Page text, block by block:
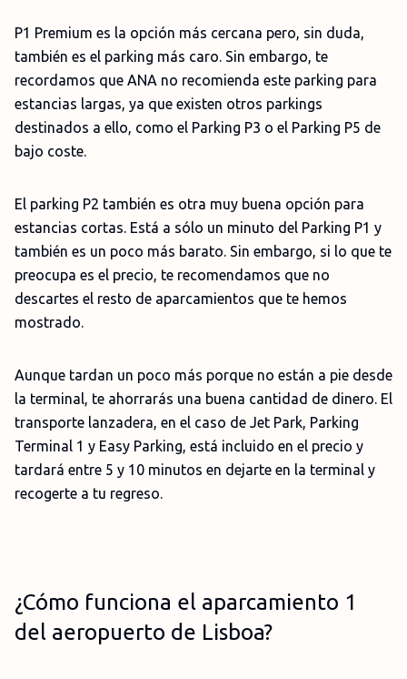
P1 Premium es la opción más cercana pero, sin duda,
también es el parking más caro. Sin embargo, te
recordamos que ANA no recomienda este parking para
estancias largas, ya que existen otros parkings
destinados a ello, como el Parking P3 o el Parking P5 de
bajo coste.
El parking P2 también es otra muy buena opción para
estancias cortas. Está a sólo un minuto del Parking P1 y
también es un poco más barato. Sin embargo, si lo que te
preocupa es el precio, te recomendamos que no
descartes el resto de aparcamientos que te hemos
mostrado.
Aunque tardan un poco más porque no están a pie desde
la terminal, te ahorrarás una buena cantidad de dinero. El
transporte lanzadera, en el caso de Jet Park, Parking
Terminal 1 y Easy Parking, está incluido en el precio y
tardará entre 5 y 10 minutos en dejarte en la terminal y
recogerte a tu regreso.
¿Cómo funciona el aparcamiento 1
del aeropuerto de Lisboa?